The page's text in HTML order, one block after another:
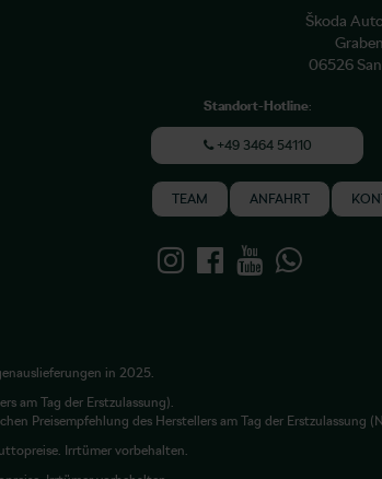
Škoda
06526
Standort-Hotline:
+49 3464 54110
TEAM ANFAHRT
in 2025.
am Tag der Erstzulassung).
Preisempfehlung des Herstellers am Tag der Erstzulassung
Irrtümer vorbehalten.